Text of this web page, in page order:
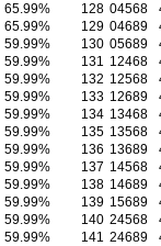
65.99%
65.99%
59.99%
59.99%
59.99%
59.99%
59.99%
59.99%
59.99%
59.99%
59.99%
59.99%
59.99%
59.99%
128 04568
129 04689
130 05689
131 12468
132 12568
133 12689
134 13468
135 13568
136 13689
137 14568
138 14689
139 15689
140 24568
141 24689